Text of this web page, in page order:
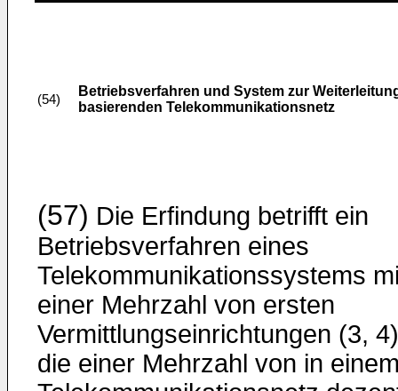
(54)
Betriebsverfahren und System zur
basierenden Telekommunikationsnetz
(57) Die Erfindung betrifft ein
Betriebsverfahren eines
Telekommunikationssystems
einer Mehrzahl von ersten
Vermittlungseinrichtungen (3,
die einer Mehrzahl von in